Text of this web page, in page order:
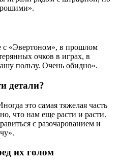
с «Эвертоном», в прошлом
очков в играх, в
пользу. Очень обидно».
детали?
это самая тяжелая часть
что нам еще расти и расти.
с разочарованием и
их голом